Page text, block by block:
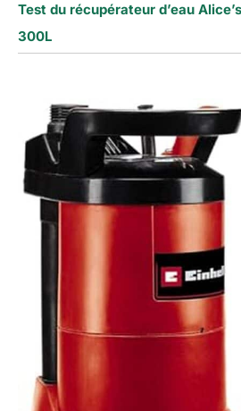
Test du récupérateur d’eau
300L